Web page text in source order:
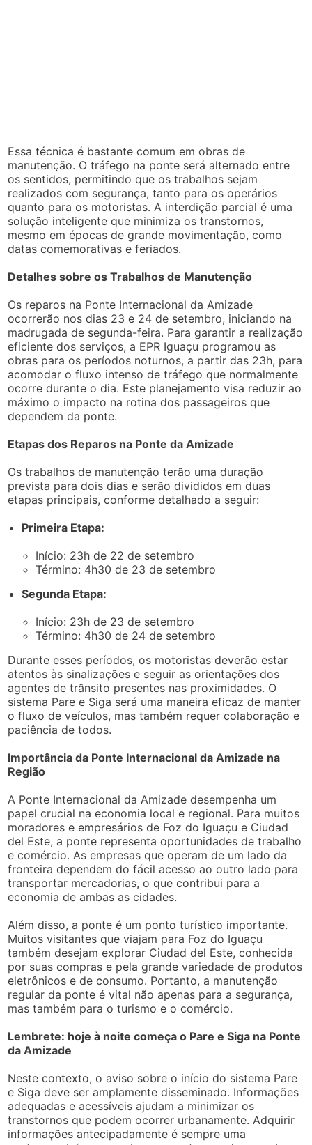
Essa técnica é bastante comum em obras de
manutenção. O tráfego na ponte será alternado entre
os sentidos, permitindo que os trabalhos sejam
realizados com segurança, tanto para os operários
quanto para os motoristas. A interdição parcial é uma
solução inteligente que minimiza os transtornos,
mesmo em épocas de grande movimentação, como
datas comemorativas e feriados.
Detalhes sobre os Trabalhos de Manutenção
Os reparos na Ponte Internacional da Amizade
ocorrerão nos dias 23 e 24 de setembro, iniciando na
madrugada de segunda-feira. Para garantir a realização
eficiente dos serviços, a EPR Iguaçu programou as
obras para os períodos noturnos, a partir das 23h, para
acomodar o fluxo intenso de tráfego que normalmente
ocorre durante o dia. Este planejamento visa reduzir ao
máximo o impacto na rotina dos passageiros que
dependem da ponte.
Etapas dos Reparos na Ponte da Amizade
Os trabalhos de manutenção terão uma duração
prevista para dois dias e serão divididos em duas
etapas principais, conforme detalhado a seguir:
Primeira Etapa:
Início: 23h de 22 de setembro
Término: 4h30 de 23 de setembro
Segunda Etapa:
Início: 23h de 23 de setembro
Término: 4h30 de 24 de setembro
Durante esses períodos, os motoristas deverão estar
atentos às sinalizações e seguir as orientações dos
agentes de trânsito presentes nas proximidades. O
sistema Pare e Siga será uma maneira eficaz de manter
o fluxo de veículos, mas também requer colaboração e
paciência de todos.
Importância da Ponte Internacional da Amizade na
Região
A Ponte Internacional da Amizade desempenha um
papel crucial na economia local e regional. Para muitos
moradores e empresários de Foz do Iguaçu e Ciudad
del Este, a ponte representa oportunidades de trabalho
e comércio. As empresas que operam de um lado da
fronteira dependem do fácil acesso ao outro lado para
transportar mercadorias, o que contribui para a
economia de ambas as cidades.
Além disso, a ponte é um ponto turístico importante.
Muitos visitantes que viajam para Foz do Iguaçu
também desejam explorar Ciudad del Este, conhecida
por suas compras e pela grande variedade de produtos
eletrônicos e de consumo. Portanto, a manutenção
regular da ponte é vital não apenas para a segurança,
mas também para o turismo e o comércio.
Lembrete: hoje à noite começa o Pare e Siga na Ponte
da Amizade
Neste contexto, o aviso sobre o início do sistema Pare
e Siga deve ser amplamente disseminado. Informações
adequadas e acessíveis ajudam a minimizar os
transtornos que podem ocorrer urbanamente. Adquirir
informações antecipadamente é sempre uma